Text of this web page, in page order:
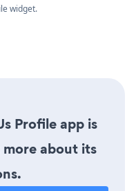
widget.
Profile app is
about its